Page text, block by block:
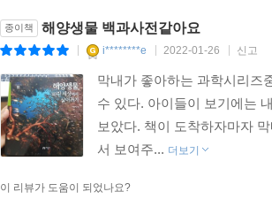
종이책 해양생물 백과사전같아요
i********e 2022-01-26 신고
막내가 좋아하는 과학시리즈
수 있다. 아이들이 보기에는
보았다. 책이 도착하자마자
서 보여주... 더보기
이 리뷰가 도움이 되었나요?